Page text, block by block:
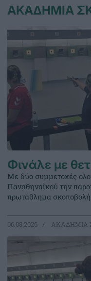
ΑΚΑΔΗΜΙΑ
Φινάλε με
Με δύο συμμετοχές
Παναθηναϊκού την
πρωτάθλημα
06.08.2026 ΑΚΑΔΗΜΙΑ